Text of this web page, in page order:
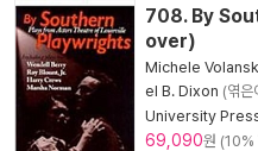
708. By
over)
Michele
el B. Dixon (엮은
University
69,090원